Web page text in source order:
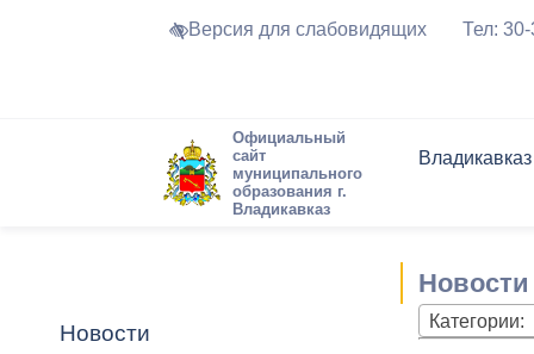
Версия для слабовидящих Тел:
Официальный
сайт
муниципального
образования г.
Владикавказ
Владикавказ
Устав города
Города-
Торги и
Обратная
Комиссии
Новостная
Актуально
Новости
Новости
Категории: